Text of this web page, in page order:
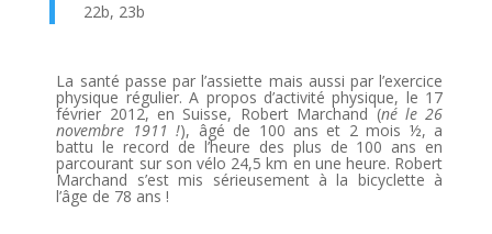
22b, 23b
La santé passe par l’assiette mais aussi par l’exercice
physique régulier. A propos d’activité physique, le 17
février 2012, en Suisse, Robert Marchand (né le 26
novembre 1911 !), âgé de 100 ans et 2 mois ½, a
battu le record de l’heure des plus de 100 ans en
parcourant sur son vélo 24,5 km en une heure. Robert
Marchand s’est mis sérieusement à la bicyclette à
l’âge de 78 ans !